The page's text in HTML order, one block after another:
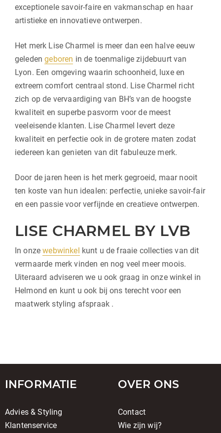
exceptionele savoir-faire en vakmanschap en haar
artistieke en innovatieve ontwerpen.
Het merk Lise Charmel is meer dan een halve eeuw
geledengeboren in de toenmalige zijdebuurt van
Lyon. Een omgeving waarin schoonheid, luxe en
extreem comfort centraal stond. Lise Charmel richt
zich op de vervaardiging van BH’s van de hoogste
kwaliteit en superbe pasvorm voor de meest
veeleisende klanten. Lise Charmel levert deze
kwaliteit en perfectie ook in de grotere maten zodat
iedereen kan genieten van dit fabuleuze merk.
Door de jaren heen is het merk gegroeid, maar nooit
ten koste van hun idealen: perfectie, unieke savoir-fair
en een passie voor verfijnde en creatieve ontwerpen.
LISE CHARMEL BY LVB
In onzewebwinkel kunt u de fraaie collecties van dit
vermaarde merk vinden en nog veel meer moois.
Uiteraard adviseren we u ook graag in onze winkel in
Helmond en kunt u ook bij ons terecht voor een
maatwerk styling afspraak .
INFORMATIE
Advies & Styling
Klantenservice
OVER ONS
Contact
Wie zijn wij?